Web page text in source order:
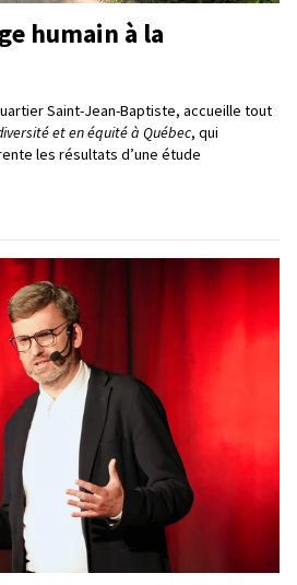
humain à la
Saint-Jean-Baptiste, accueille tout
et en équité à Québec, qui
les résultats d’une étude